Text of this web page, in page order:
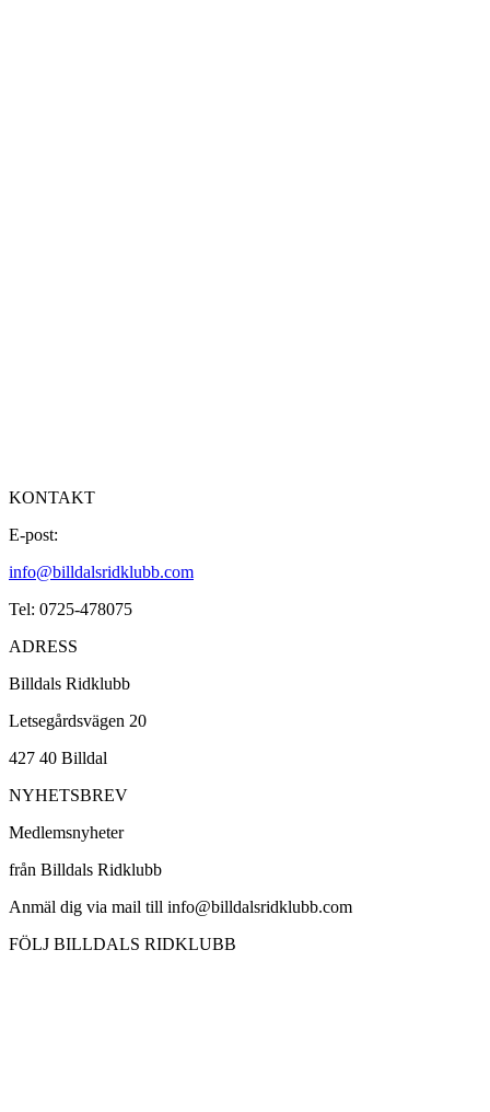
KONTAKT
E-post:
info@billdalsridklubb.com
Tel: 0725-478075
ADRESS
Billdals Ridklubb
Letsegårdsvägen 20
427 40 Billdal
NYHETSBREV
Medlemsnyheter
från Billdals Ridklubb
Anmäl dig via mail till info@billdalsridklubb.com
FÖLJ BILLDALS RIDKLUBB